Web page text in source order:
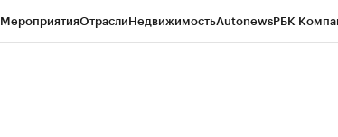
МероприятияОтраслиНедвижимостьAutonewsРБК